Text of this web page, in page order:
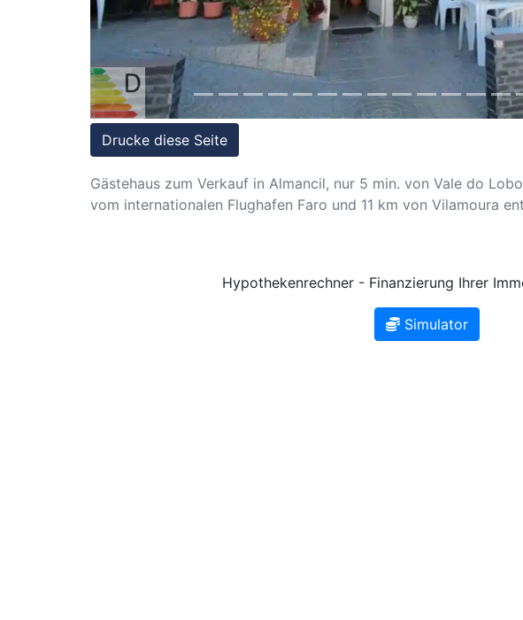
Drucke diese Seite
Gästehaus zum Verkauf in Almancil, nur 5 min. von Vale do
vom internationalen Flughafen Faro und 11 km von Vilamoura
Hypothekenrechner - Finanzierung Ihrer
Simulator